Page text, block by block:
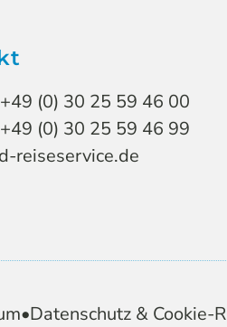
(0) 30 25 59 46 00
(0) 30 25 59 46 99
reiseservice.de
•Datenschutz & Cookie-